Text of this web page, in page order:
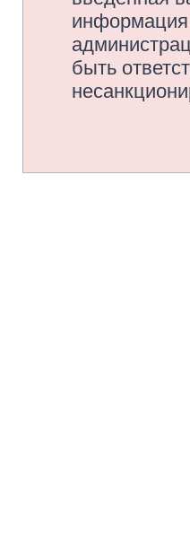
информация
быть